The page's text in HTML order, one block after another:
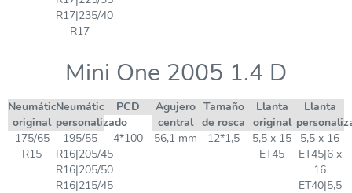
R17|235/40
R17
Mini One 2005 1.4 D
Neumático
original
Neumático
personalizado
PCD
Agujero
central
Tamaño
de rosca
Llanta
original
Llanta
175/65
R15
195/55
R16|205/45
R16|205/50
R16|215/45
4*100 56,1 mm 12*1,5
5,5 x 15
ET45
5,5 x 16
ET45|6 x
16
ET40|5,5